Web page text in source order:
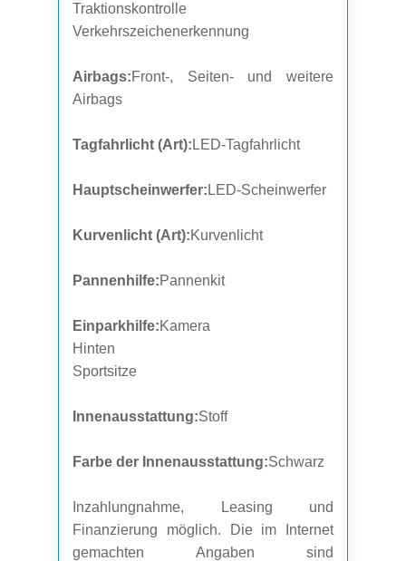
Traktionskontrolle
Verkehrszeichenerkennung
Airbags:Front-, Seiten- und weitere
Airbags
Tagfahrlicht (Art): LED-Tagfahrlicht
Hauptscheinwerfer: LED-Scheinwerfer
Kurvenlicht (Art):Kurvenlicht
Pannenhilfe:Pannenkit
Einparkhilfe:Kamera
Hinten
Sportsitze
Innenausstattung:Stoff
Farbe der Innenausstattung:Schwarz
Inzahlungnahme, Leasing und
Finanzierung möglich. Die im Internet
gemachten Angaben sind